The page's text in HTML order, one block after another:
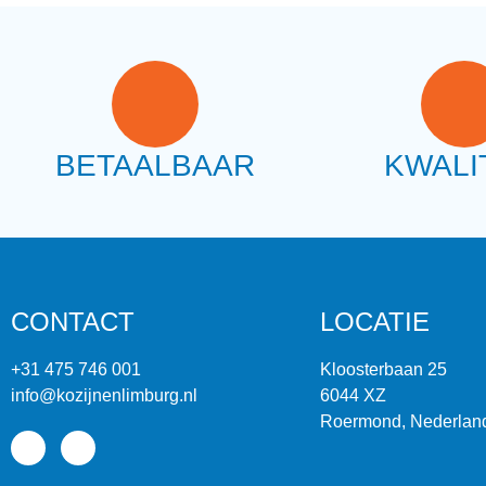
BETAALBAAR
CONTACT
+31 475 746 001
info@kozijnenlimburg.nl
LOCATIE
Kloosterbaan 25
6044 XZ
Roermond,